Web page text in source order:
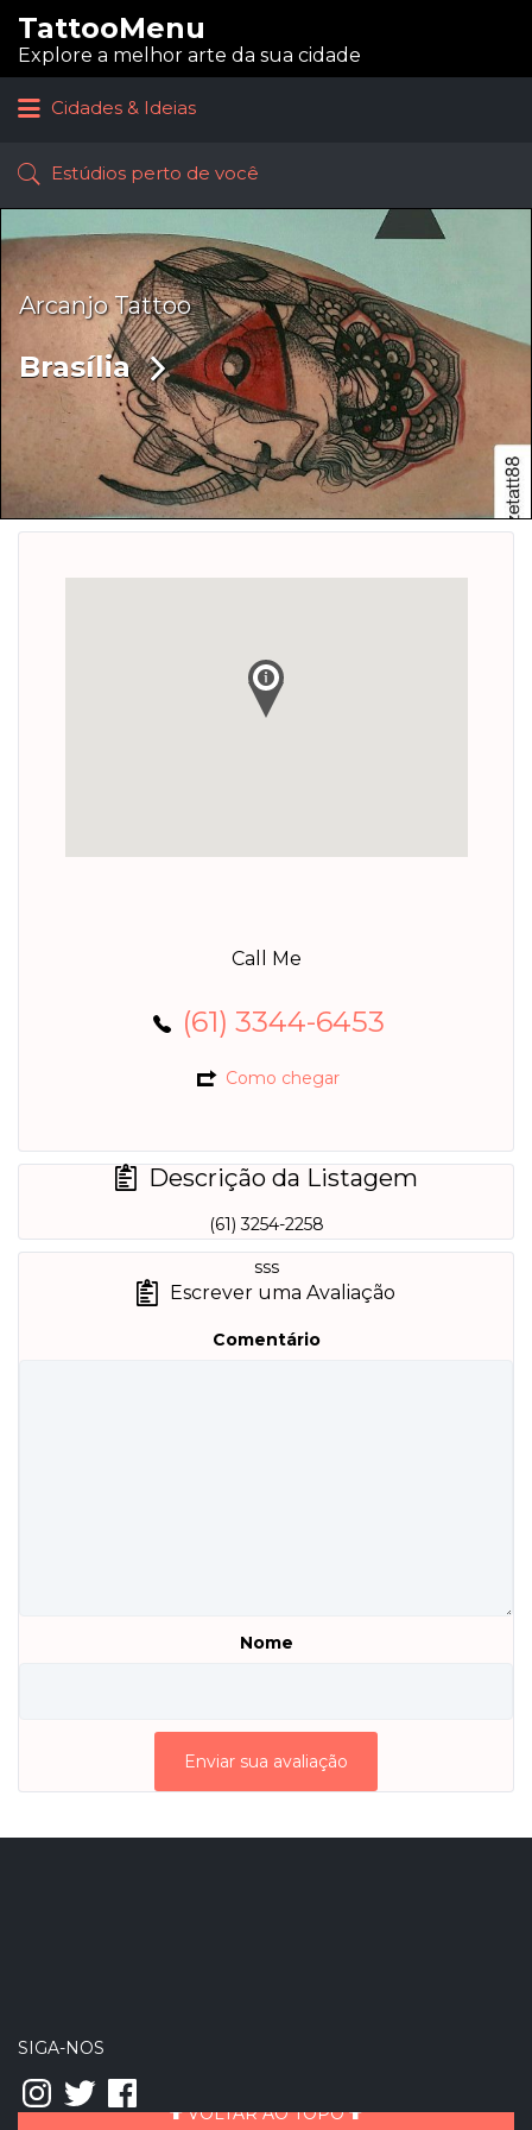
TattooMenu
Explore a melhor arte da sua cidade
Cidades & Ideias
Estúdios perto de você
Arcanjo Tattoo
Brasília
Call Me
(61) 3344-6453
Como chegar
Descrição da Listagem
(61) 3254-2258
sss
Escrever uma Avaliação
Comentário
Nome
SIGA-NOS
Instagram
TwitterFacebook
VOLTAR AO TOPO